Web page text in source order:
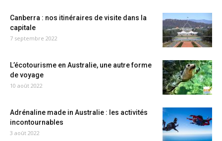
Canberra : nos itinéraires de visite dans la
capitale
7 septembre 2022
L’écotourisme en Australie, une autre forme
de voyage
10 août 2022
Adrénaline made in Australie : les activités
incontournables
3 août 2022